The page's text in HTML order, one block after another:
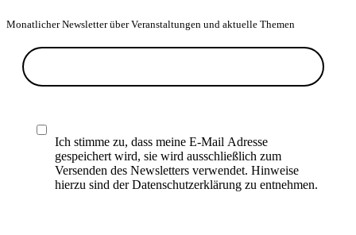
Monatlicher Newsletter über Veranstaltungen und aktuelle Themen
Ich stimme zu, dass meine E-Mail Adresse
gespeichert wird, sie wird ausschließlich zum
Versenden des Newsletters verwendet. Hinweise
hierzu sind der Datenschutzerklärung zu entnehmen.